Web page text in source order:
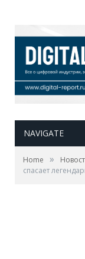
NAVIGATE
Home »
спасает